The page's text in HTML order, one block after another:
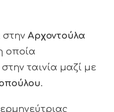
στην Αρχοντούλα
οποία
ταινία μαζί με
.